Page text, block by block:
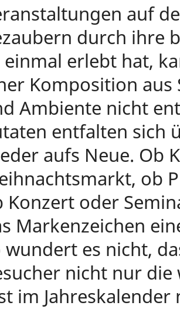
auf
durch ihre
einmal erlebt hat,
Komposition
Ambiente nicht
entfalten sich
aufs Neue. Ob
ob
Konzert oder
Markenzeichen
wundert es nicht,
nicht nur
im